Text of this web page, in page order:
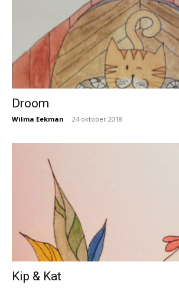
Droom
Wilma Eekman - 24 oktober 2018
Kip & Kat